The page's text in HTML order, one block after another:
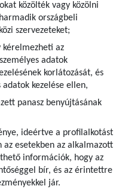
közölték vagy közölni
országbeli
szervezeteket;
az
adatok
korlátozását, és
kezelése ellen,
panasz benyújtásának
ideértve a profilalkotást
esetekben az alkalmazott
információk, hogy az
bír, és az érintettre
jár.